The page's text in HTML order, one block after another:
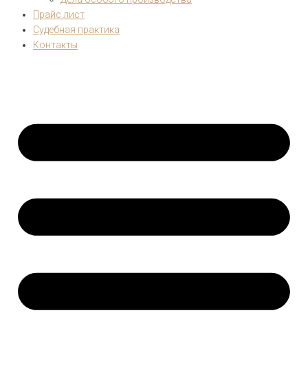
Прайс лист
Судебная практика
Контакты